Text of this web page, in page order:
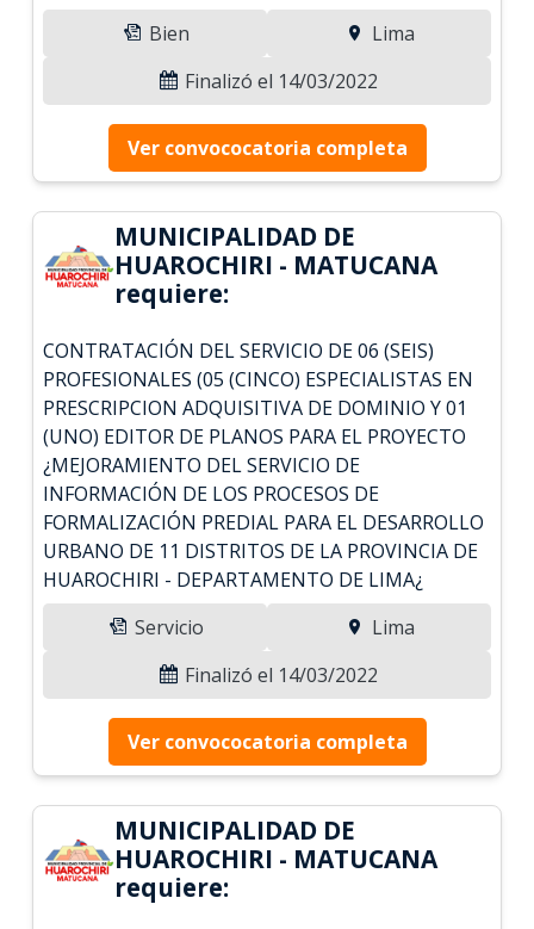
Bien
Lima
Finalizó el 14/03/2022
Ver convococatoria completa
MUNICIPALIDAD DE
HUAROCHIRI - MATUCANA
requiere:
CONTRATACIÓN DEL SERVICIO DE 06 (SEIS)
PROFESIONALES (05 (CINCO) ESPECIALISTAS EN
PRESCRIPCION ADQUISITIVA DE DOMINIO Y 01
(UNO) EDITOR DE PLANOS PARA EL PROYECTO
¿MEJORAMIENTO DEL SERVICIO DE
INFORMACIÓN DE LOS PROCESOS DE
FORMALIZACIÓN PREDIAL PARA EL DESARROLLO
URBANO DE 11 DISTRITOS DE LA PROVINCIA DE
HUAROCHIRI - DEPARTAMENTO DE LIMA¿
Servicio
Lima
Finalizó el 14/03/2022
Ver convococatoria completa
MUNICIPALIDAD DE
HUAROCHIRI - MATUCANA
requiere: